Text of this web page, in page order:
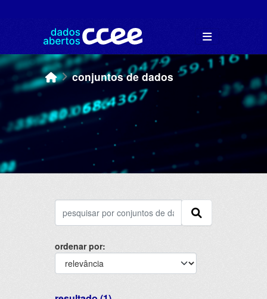
conjuntos de dados
ordenar por